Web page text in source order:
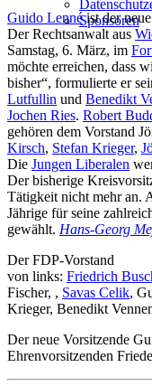
Sponsoren
Guido Lennéist der
Der Rechtsanwalt aus
Samstag, 6. März, im
möchte erreichen, dass
bisher“, formulierte er
Lutfullin und Benedikt
Jochen Ries. Robert
gehören dem Vorstand
Kirsch, Stefan Krieger,
Die Jungen Liberalen
Der bisherige
Tätigkeit nicht mehr an.
Jährige für seine
gewählt. Hans-Georg
Der FDP-Vorstand
von links: Friedrich
Fischer, , Savas Celik,
Krieger, Benedikt
Der neue Vorsitzende
Ehrenvorsitzenden